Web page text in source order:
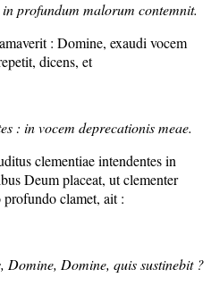
profundum malorum contemnit.
: Domine, exaudi vocem
dicens, et
: in vocem deprecationis meae.
clementiae intendentes in
Deum placeat, ut clementer
profundo clamet, ait :
Domine, Domine, quis sustinebit ?